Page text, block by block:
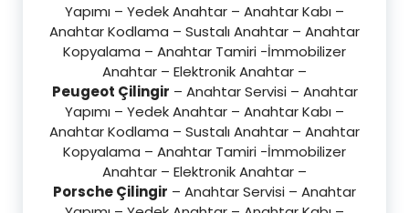
Yapımı – Yedek Anahtar – Anahtar Kabı –
Anahtar Kodlama – Sustalı Anahtar – Anahtar
Kopyalama – Anahtar Tamiri -İmmobilizer
Anahtar – Elektronik Anahtar –
Peugeot Çilingir – Anahtar Servisi – Anahtar
Yapımı – Yedek Anahtar – Anahtar Kabı –
Anahtar Kodlama – Sustalı Anahtar – Anahtar
Kopyalama – Anahtar Tamiri -İmmobilizer
Anahtar – Elektronik Anahtar –
Porsche Çilingir – Anahtar Servisi – Anahtar